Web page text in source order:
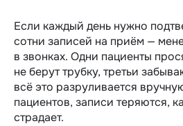
Если каждый день нужно
сотни записей на приём —
в звонках. Одни пациенты
не берут трубку, третьи
всё это разруливается
пациентов, записи теряются,
страдает.